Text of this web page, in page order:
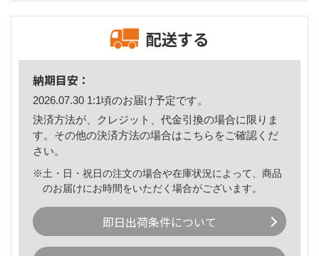
配送する
納期目安：
2026.07.30 1:1頃のお届け予定です。
決済方法が、クレジット、代金引換の場合に限りま
す。その他の決済方法の場合はこちら をご確認くだ
さい。
※土・日・祝日の注文の場合や在庫状況によって、商品
のお届けにお時間をいただく場合がございます。
即日出荷条件について